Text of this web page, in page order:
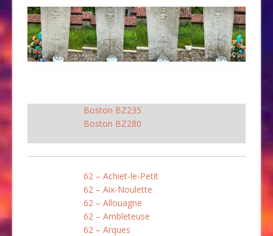
Boston BZ235
Boston BZ280
62 – Achiet-le-Petit
62 – Aix-Noulette
62 – Allouagne
62 – Ambleteuse
62 – Arques